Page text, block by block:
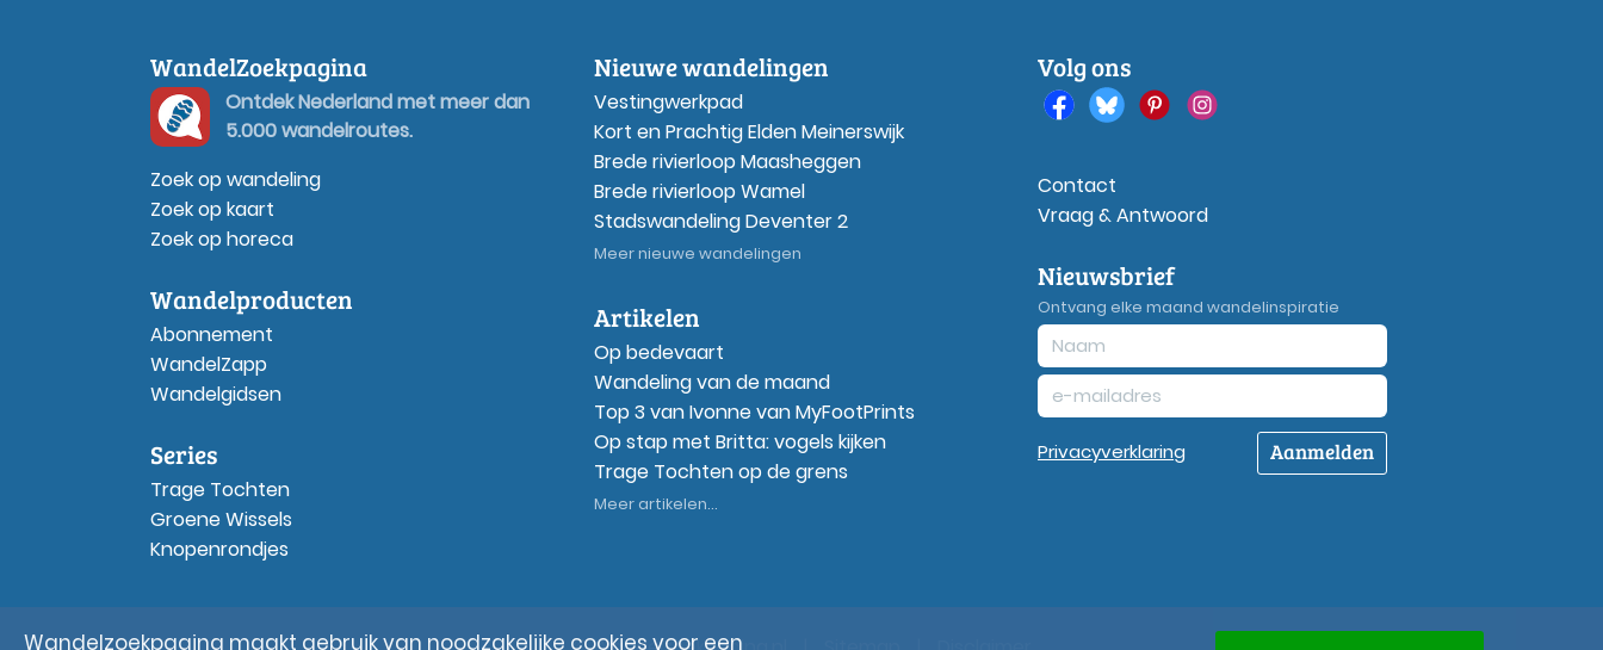
WandelZoekpagina
Ontdek Nederland met meer dan
5.000 wandelroutes.
Zoek op wandeling
Zoek op kaart
Zoek op horeca
Wandelproducten
Abonnement
WandelZapp
Wandelgidsen
Series
Trage Tochten
Groene Wissels
Knopenrondjes
Nieuwe wandelingen
Vestingwerkpad
Kort en Prachtig Elden Meinerswijk
Brede rivierloop Maasheggen
Brede rivierloop Wamel
Stadswandeling Deventer 2
Meer nieuwe wandelingen
Artikelen
Op bedevaart
Wandeling van de maand
Top 3 van Ivonne van MyFootPrints
Op stap met Britta: vogels kijken
Trage Tochten op de grens
Meer artikelen...
Volg ons
Contact
Vraag & Antwoord
Nieuwsbrief
Ontvang elke maand wandelinspiratie
Privacyverklaring Aanmelden
Wandelzoekpagina maakt gebruik van noodzakelijke cookies voor een